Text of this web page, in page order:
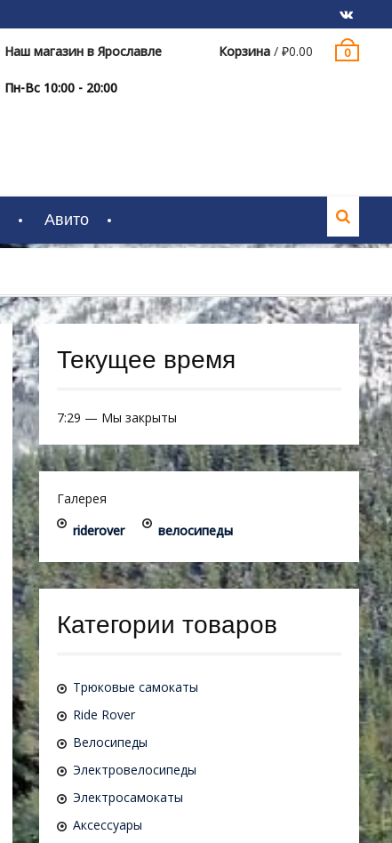
VK
Корзина / ₽0.00 0
Наш магазин в Ярославле
Пн-Вс 10:00 - 20:00
Авито
Текущее время
7:29 — Мы закрыты
Галерея
riderover
велосипеды
Категории товаров
Трюковые самокаты
Ride Rover
Велосипеды
Электровелосипеды
Электросамокаты
Аксессуары